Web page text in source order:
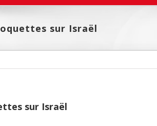
sur Israël
sur Israël